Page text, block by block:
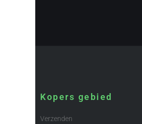
Kopers gebied
Verzenden